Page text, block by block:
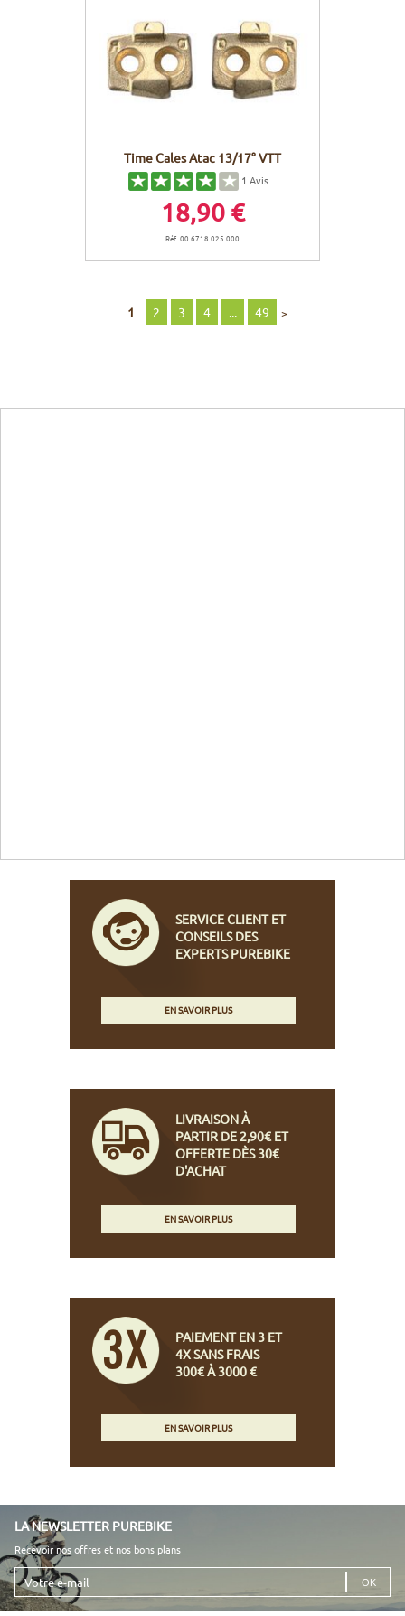
Time Cales Atac 13/17° VTT
1 Avis
18,90 €
Réf. 00.6718.025.000
1 2 3 4 ... 49 >
SERVICE CLIENT ET
CONSEILS DES
EXPERTS PUREBIKE
EN SAVOIR PLUS
LIVRAISON À
PARTIR DE 2,90€ ET
OFFERTE DÈS 30€
D'ACHAT
EN SAVOIR PLUS
PAIEMENT EN 3 ET
4X SANS FRAIS
300€ À 3000 €
EN SAVOIR PLUS
LA NEWSLETTER PUREBIKE
Recevoir nos offres et nos bons plans
Votre
e-
mail